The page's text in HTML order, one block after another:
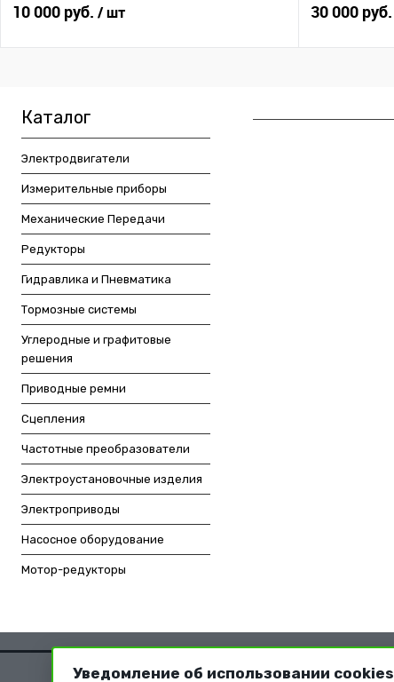
10 000 руб. / шт 30 000 руб.
Каталог
Электродвигатели
Измерительные приборы
Механические Передачи
Редукторы
Гидравлика и Пневматика
Тормозные системы
Углеродные и графитовые
решения
Приводные ремни
Сцепления
Частотные преобразователи
Электроустановочные изделия
Электроприводы
Насосное оборудование
Мотор-редукторы
Уведомление об использовании cookies